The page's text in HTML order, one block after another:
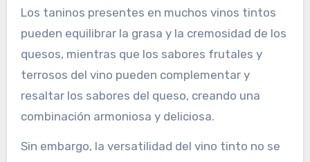
Los taninos presentes en muchos vinos tintos
pueden equilibrar la grasa y la cremosidad de los
quesos, mientras que los sabores frutales y
terrosos del vino pueden complementar y
resaltar los sabores del queso, creando una
combinación armoniosa y deliciosa.
Sin embargo, la versatilidad del vino tinto no se